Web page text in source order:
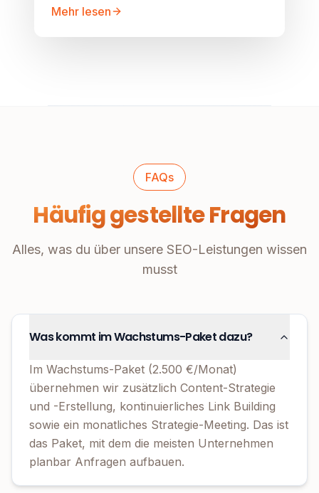
Mehr lesen
FAQs
Häufig gestellte Fragen
Alles, was du über unsere SEO-Leistungen wissen
musst
Was kommt im Wachstums-Paket dazu?
Im Wachstums-Paket (2.500 €/Monat)
übernehmen wir zusätzlich Content-Strategie
und -Erstellung, kontinuierliches Link Building
sowie ein monatliches Strategie-Meeting. Das ist
das Paket, mit dem die meisten Unternehmen
planbar Anfragen aufbauen.